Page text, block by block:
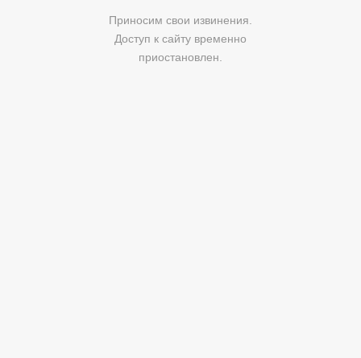
Приносим свои извинения.
Доступ к сайту временно
приостановлен.